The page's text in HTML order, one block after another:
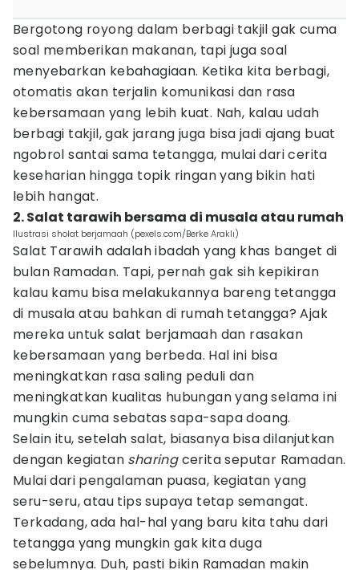
Bergotong royong dalam berbagi takjil gak cuma
soal memberikan makanan, tapi juga soal
menyebarkan kebahagiaan. Ketika kita berbagi,
otomatis akan terjalin komunikasi dan rasa
kebersamaan yang lebih kuat. Nah, kalau udah
berbagi takjil, gak jarang juga bisa jadi ajang buat
ngobrol santai sama tetangga, mulai dari cerita
keseharian hingga topik ringan yang bikin hati
lebih hangat.
2. Salat tarawih bersama di musala atau rumah
Ilustrasi sholat berjamaah (pexels.com/Berke Araklı)
Salat Tarawih adalah ibadah yang khas banget di
bulan Ramadan. Tapi, pernah gak sih kepikiran
kalau kamu bisa melakukannya bareng tetangga
di musala atau bahkan di rumah tetangga? Ajak
mereka untuk salat berjamaah dan rasakan
kebersamaan yang berbeda. Hal ini bisa
meningkatkan rasa saling peduli dan
meningkatkan kualitas hubungan yang selama ini
mungkin cuma sebatas sapa-sapa doang.
Selain itu, setelah salat, biasanya bisa dilanjutkan
dengan kegiatan sharingcerita seputar Ramadan.
Mulai dari pengalaman puasa, kegiatan yang
seru-seru, atau tips supaya tetap semangat.
Terkadang, ada hal-hal yang baru kita tahu dari
tetangga yang mungkin gak kita duga
sebelumnya. Duh, pasti bikin Ramadan makin